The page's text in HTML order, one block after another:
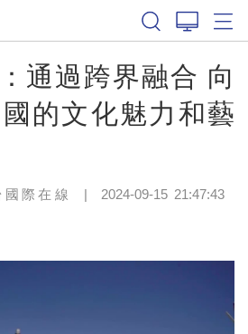
通過跨界融合 向
的文化魅力和藝
際在線 | 2024-09-15 21:47:43